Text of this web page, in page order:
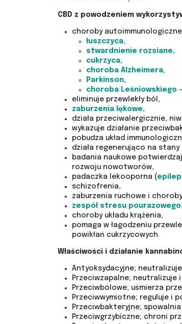
CBD z powodzeniem
choroby
łuszczyca,
stwardnienie rozsiane,
cukrzyca,
choroba Alzheimera,
Parkinson,
choroba Leśniowskiego
eliminuje przewlekły ból,
zaburzenia lękowe,
działa przeciwalergicznie,
wykazuje działanie
pobudza układ
działa regenerująco na
badania naukowe
rozwoju nowotworów,
padaczka lekooporna (
schizofrenia,
zaburzenia ruchowe i
zespół stresu pourazowego,
choroby układu krążenia,
pomaga w łagodzeniu
powikłań cukrzycowych.
Właściwości i działanie
Antyoksydacyjne;
Przeciwzapalne; neutralizuje
Przeciwbólowe; uśmierza
Przeciwwymiotne; reguluje i
Przeciwbakteryjne;
Przeciwgrzybiczne; chroni